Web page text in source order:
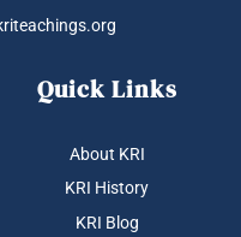
Quick Links
About KRI
KRI History
KRI Blog